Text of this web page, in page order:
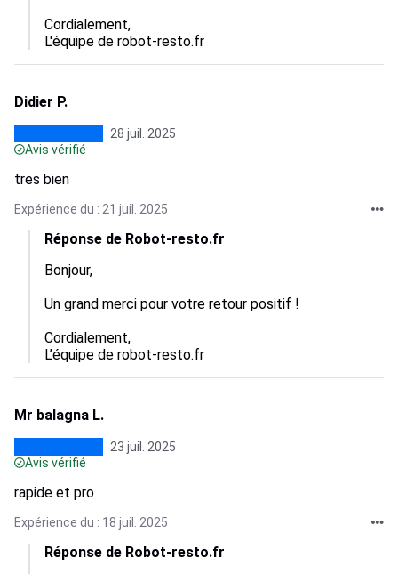
Cordialement,
L'équipe de robot-resto.fr
Didier P.
28 juil. 2025
Avis vérifié
tres bien
Expérience du : 21 juil. 2025
Réponse de Robot-resto.fr
Bonjour,
Un grand merci pour votre retour positif !
Cordialement,
L’équipe de robot-resto.fr
Mr balagna L.
23 juil. 2025
Avis vérifié
rapide et pro
Expérience du : 18 juil. 2025
Réponse de Robot-resto.fr